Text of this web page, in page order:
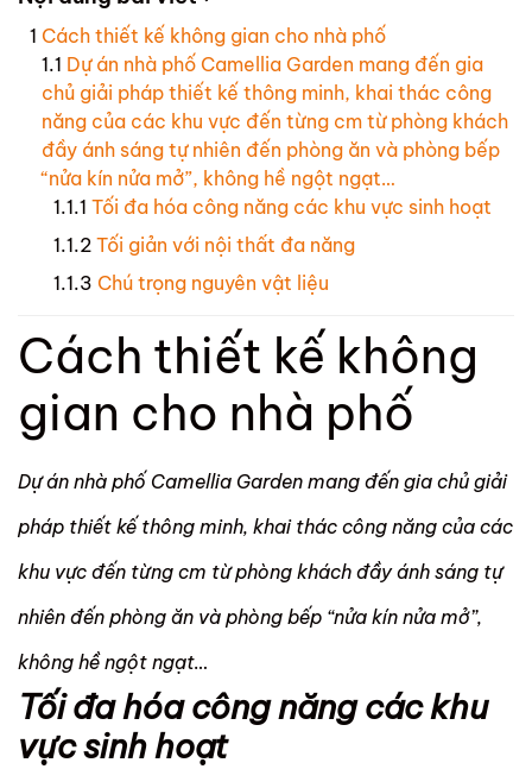
Cách thiết kế không gian cho nhà phố
Dự án nhà phố Camellia Garden mang đến gia
chủ giải pháp thiết kế thông minh, khai thác công
năng của các khu vực đến từng cm từ phòng khách
đầy ánh sáng tự nhiên đến phòng ăn và phòng bếp
“nửa kín nửa mở”, không hề ngột ngạt…
Tối đa hóa công năng các khu vực sinh hoạt
Tối giản với nội thất đa năng
Chú trọng nguyên vật liệu
Cách thiết kế không
gian cho nhà phố
Dự án nhà phố Camellia Garden mang đến gia chủ giải
pháp thiết kế thông minh, khai thác công năng của các
khu vực đến từng cm từ phòng khách đầy ánh sáng tự
nhiên đến phòng ăn và phòng bếp “nửa kín nửa mở”,
không hề ngột ngạt…
Tối đa hóa công năng các khu
vực sinh hoạt